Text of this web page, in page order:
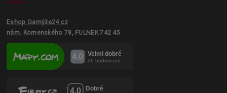
Eshop Garnýže24.cz
nám. Komenského 78, FULNEK 742 45